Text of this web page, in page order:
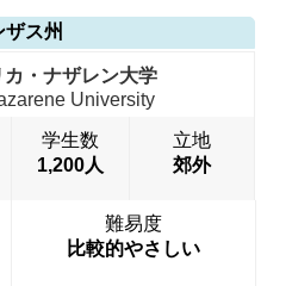
ザス州
カ・ナザレン大学
University
学生数
1,200人
立地
郊外
難易度
比較的やさしい